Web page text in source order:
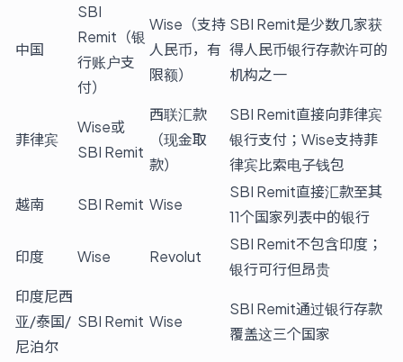
中国
SBI
Remit（银
行账户支
付）
Wise（支持
人民币，有
限额）
SBI Remit是少数几家获
得人民币银行存款许可的
机构之一
菲律宾
Wise或
SBI Remit
西联汇款
（现金取
款）
SBI Remit直接向菲律宾
银行支付；Wise支持菲
律宾比索电子钱包
越南 SBI Remit Wise
SBI Remit直接汇款至其
11个国家列表中的银行
印度 Wise Revolut
SBI Remit不包含印度；
银行可行但昂贵
印度尼西
亚/泰国/
尼泊尔
SBI Remit Wise
SBI Remit通过银行存款
覆盖这三个国家